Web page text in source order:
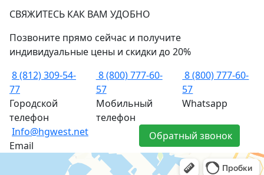
СВЯЖИТЕСЬ КАК ВАМ УДОБНО
Позвоните прямо сейчас и получите
индивидуальные цены и скидки до 20%
8 (812) 309-54-
77
Городской
телефон
8 (800) 777-60-
57
Мобильный
телефон
8 (800) 777-60-
57
Whatsapp
Info@hgwest.net
Email
Обратный звонок